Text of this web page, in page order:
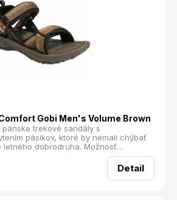
Gobi Men's Volume Brown
trekové sandály s
pásikov, ktoré by nemali chýbať
letného dobrodruha. Možnosť
pásika zvyšuje prispôsobiteľnosť
chodidla a vypolstrované vnútorné
k maximálnemu komfortu. Oproti
-klasické modely Gobi- sú ľahšie a
Detail